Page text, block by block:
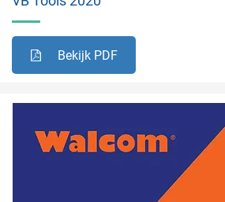
Bekijk PDF